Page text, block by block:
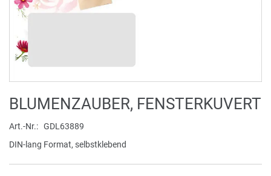
Bildergalerie
springen
Zum
Anfang
der
Bildergalerie
springen
BLUMENZAUBER, FENSTERKUVERT
Art.-Nr.
GDL63889
DIN-lang Format, selbstklebend